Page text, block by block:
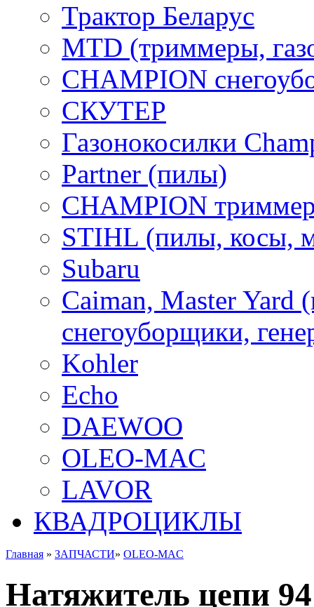
Трактор Беларус
MTD (триммеры,
CHAMPION
СКУТЕР
Газонокосилки
Partner (пилы)
CHAMPION
STIHL (пилы, косы,
Subaru
Caiman, Master Yard
снегоуборщики,
Kohler
Echo
DAEWOO
OLEO-MAC
LAVOR
КВАДРОЦИКЛЫ
Главная » ЗАПЧАСТИ» OLEO-MAC
Натяжитель цепи